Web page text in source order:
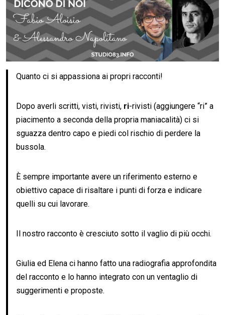
Quanto ci si appassiona ai propri racconti!
Dopo averli scritti, visti, rivisti, ri-rivisti (aggiungere “ri” a
piacimento a seconda della propria maniacalità) ci si
sguazza dentro capo e piedi col rischio di perdere la
bussola.
È sempre importante avere un riferimento esterno e
obiettivo capace di risaltare i punti di forza e indicare
quelli su cui lavorare.
Il nostro racconto è cresciuto sotto il vaglio di più occhi.
Giulia ed Elena ci hanno fatto una radiografia approfondita
del racconto e lo hanno integrato con un ventaglio di
suggerimenti e proposte.